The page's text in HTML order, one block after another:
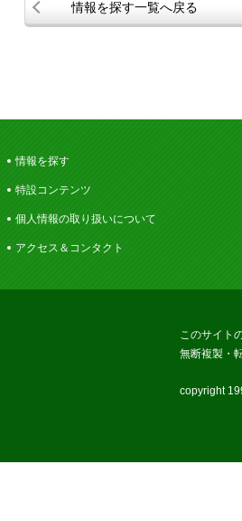
情報を探す一覧へ戻る
情報を探す
特設コンテンツ
個人情報の取り扱いについて
アクセス＆コンタクト
このサイト
無断複製・
copyright